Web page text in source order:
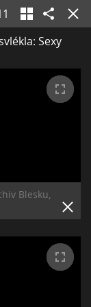
Sexy
Blesku,